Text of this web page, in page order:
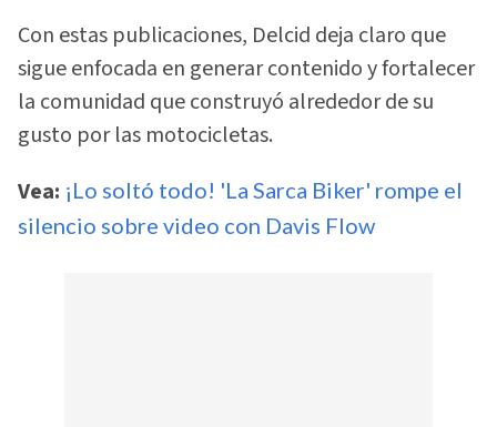
Con estas publicaciones, Delcid deja claro que
sigue enfocada en generar contenido y fortalecer
la comunidad que construyó alrededor de su
gusto por las motocicletas.
Vea: ¡Lo soltó todo! 'La Sarca Biker' rompe el
silencio sobre video con Davis Flow